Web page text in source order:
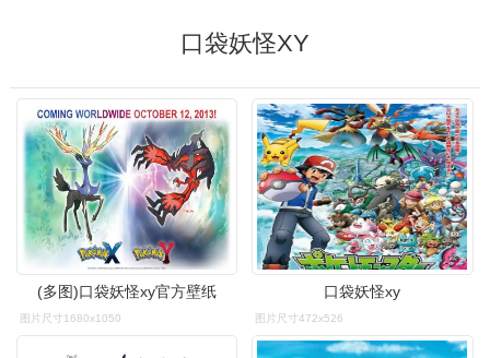
口袋妖怪XY
(多图)口袋妖怪xy官方壁纸
图片尺寸1680x1050
口袋妖怪xy
图片尺寸472x526